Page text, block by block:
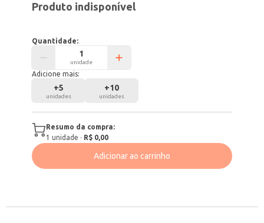
Produto indisponível
Quantidade:
unidade
Adicione mais:
+5
unidades
+10
unidades
Resumo da compra:
1 unidade · R$ 0,00
Adicionar ao carrinho